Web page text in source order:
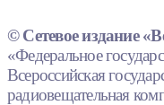
© Сетевое издание
«Федеральное
Всероссийская
радиовещательная